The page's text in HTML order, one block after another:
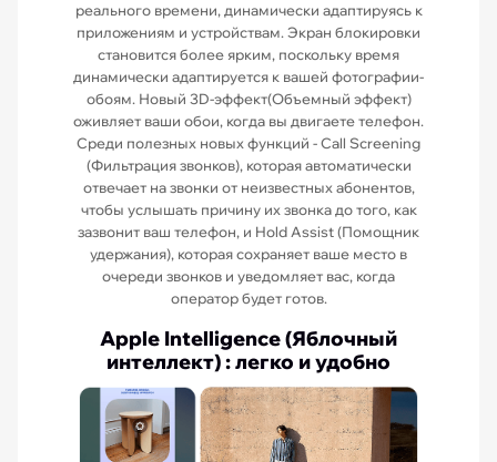
реального времени, динамически адаптируясь к
приложениям и устройствам. Экран блокировки
становится более ярким, поскольку время
динамически адаптируется к вашей фотографии-
обоям. Новый 3D-эффект(Объемный эффект)
оживляет ваши обои, когда вы двигаете телефон.
Среди полезных новых функций - Call Screening
(Фильтрация звонков), которая автоматически
отвечает на звонки от неизвестных абонентов,
чтобы услышать причину их звонка до того, как
зазвонит ваш телефон, и Hold Assist (Помощник
удержания), которая сохраняет ваше место в
очереди звонков и уведомляет вас, когда
оператор будет готов.
Apple Intelligence (Яблочный
интеллект) : легко и удобно